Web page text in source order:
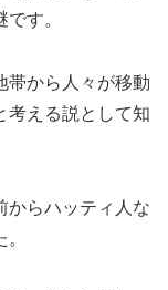
す。
帯から人々が移動
考える説として知
からハッティ人な